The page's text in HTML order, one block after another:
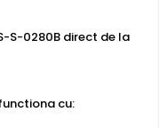
in conditii de
pana la 30 metri,
cu un iluminator in
S-0280B direct de la
cu: